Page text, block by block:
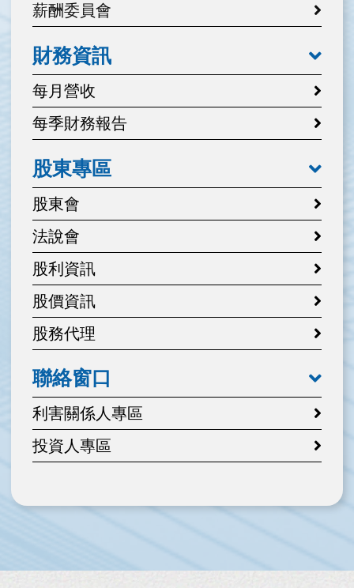
薪酬委員會
財務資訊
每月營收
每季財務報告
股東專區
股東會
法說會
股利資訊
股價資訊
股務代理
聯絡窗口
利害關係人專區
投資人專區